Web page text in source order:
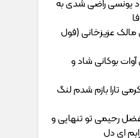
یونسی راﺿﻰ ﺷﺪی ﺑﻪ
عزیزخانی (فول
بوکانی شاد و
تارا بازم شدم لنگ
رحیمی ﺗﻮ ﺗﻨﻬﺎﻳﻰ و
ای دل